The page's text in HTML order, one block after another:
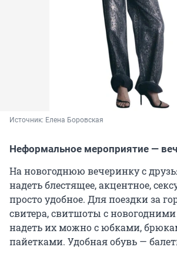
Источник: Елена Боровская
Неформальное мероприятие —
На новогоднюю вечеринку с
надеть блестящее, акцентное,
просто удобное. Для поездки за
свитера, свитшоты с
надеть их можно с юбками,
пайетками. Удобная обувь —